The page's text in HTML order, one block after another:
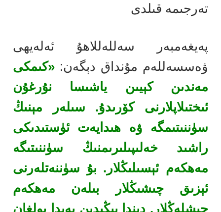
تەرجىمە قىلدى
پەيغەمبەر سەللەللاھۇ ئەلەيھى
ۋەسسەللەم مۇنداق دېگەن: «كىمكى
مەندىن كېيىن ياشىسا نۇرغۇن
ئىختىلاپلارنى كۆرىدۇ. سىلەر مېنىڭ
سۈننىتىمگە ۋە ھىدايەت ئۈستىدىكى
راشىد خەلىپىلىرىمنىڭ سۈننىتىگە
مەھكەم ئېسىلىڭلار. بۇ سۈننەتلەرنى
ئېزىق چىشىڭلار بىلەن مەھكەم
چىشلەڭلار. دىندا يېڭىدىن پەيدا بولغان